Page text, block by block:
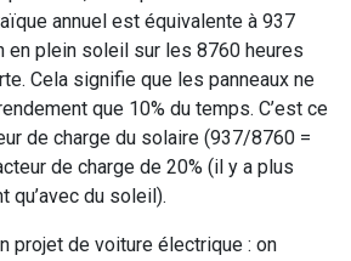
annuel est équivalente à 937
en plein soleil sur les 8760 heures
Cela signifie que les panneaux ne
que 10% du temps. C’est ce
de charge du solaire (937/8760 =
de charge de 20% (il y a plus
qu’avec du soleil).
projet de voiture électrique : on